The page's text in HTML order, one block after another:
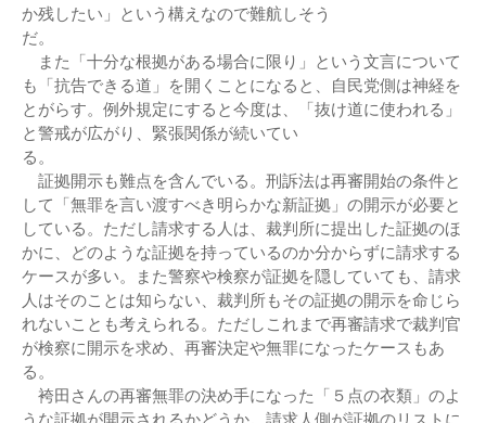
か残したい」という構えなので難航しそう
だ。
また「十分な根拠がある場合に限り」という文言について
も「抗告できる道」を開くことになると、自民党側は神経を
とがらす。例外規定にすると今度は、「抜け道に使われる」
と警戒が広がり、緊張関係が続いてい
る。
証拠開示も難点を含んでいる。刑訴法は再審開始の条件と
して「無罪を言い渡すべき明らかな新証拠」の開示が必要と
している。ただし請求する人は、裁判所に提出した証拠のほ
かに、どのような証拠を持っているのか分からずに請求する
ケースが多い。また警察や検察が証拠を隠していても、請求
人はそのことは知らない、裁判所もその証拠の開示を命じら
れないことも考えられる。ただしこれまで再審請求で裁判官
が検察に開示を求め、再審決定や無罪になったケースもあ
る
袴田さんの再審無罪の決め手になった「５点の衣類」のよ
うな証拠が開示されるかどうか。請求人側が証拠のリストに